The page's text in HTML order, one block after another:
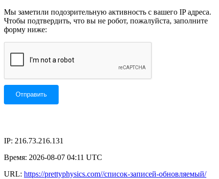
Мы заметили подозрительную активность с вашего IP адреса.
Чтобы подтвердить, что вы не робот, пожалуйста, заполните
форму ниже:
IP: 216.73.216.131
Время: 2026-08-07 04:11 UTC
URL: https://prettyphysics.com//список-записей-обновляемый/